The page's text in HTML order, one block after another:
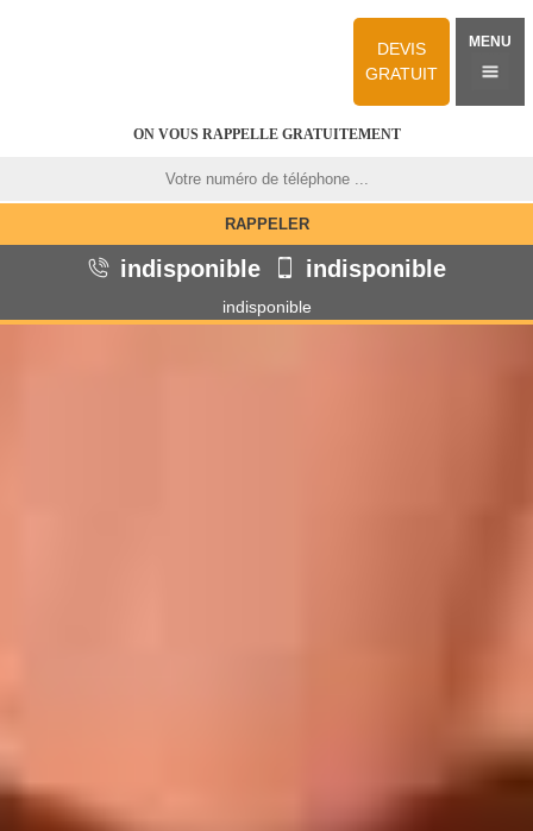
DEVIS
GRATUIT
MENU
ON VOUS RAPPELLE GRATUITEMENT
indisponible indisponible
indisponible